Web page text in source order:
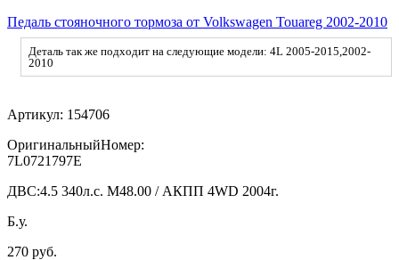
Педаль стояночного тормоза от Volkswagen Touareg 2002-2010
Деталь так же подходит на следующие модели: 4L 2005-2015,2002-
2010
Артикул: 154706
ОригинальныйНомер:
7L0721797E
ДВС:4.5 340л.с. M48.00 / АКПП 4WD 2004г.
Б.у.
270 руб.